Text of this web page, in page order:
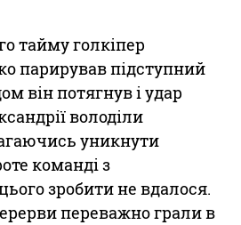
тайму голкіпер
парирував підступний
він потягнув і удар
володіли
уникнути
команді з
зробити не вдалося.
переважно грали в